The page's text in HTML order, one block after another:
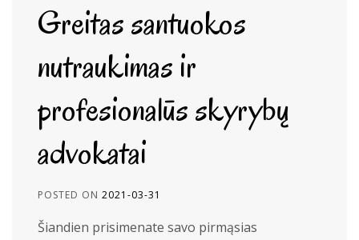
Greitas santuokos
nutraukimas ir
profesionalūs skyrybų
advokatai
POSTED ON 2021-03-31
Šiandien prisimenate savo pirmąsias